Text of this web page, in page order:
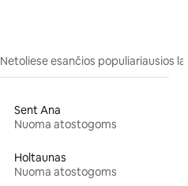
Netoliese esančios populiariausios
Sent Ana
Nuoma atostogoms
Holtaunas
Nuoma atostogoms